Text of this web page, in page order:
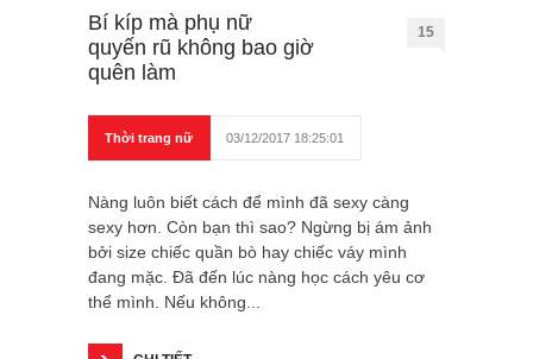
Bí kíp mà phụ nữ
quyến rũ không bao giờ
quên làm
15
Thời trang nữ 03/12/2017 18:25:01
Nàng luôn biết cách để mình đã sexy càng
sexy hơn. Còn bạn thì sao? Ngừng bị ám ảnh
bởi size chiếc quần bò hay chiếc váy mình
đang mặc. Đã đến lúc nàng học cách yêu cơ
thể mình. Nếu không...